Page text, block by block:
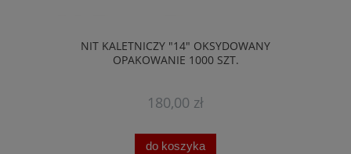
NIT KALETNICZY "14" OKSYDOWANY
OPAKOWANIE 1000 SZT.
180,00 zł
do koszyka